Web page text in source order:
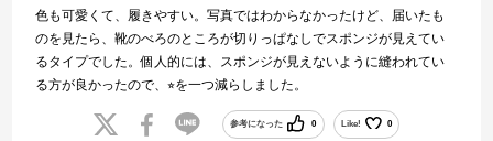
色も可愛くて、履きやすい。写真ではわからなかったけど、届いたも
のを見たら、靴のべろのところが切りっぱなしでスポンジが見えてい
るタイプでした。個人的には、スポンジが見えないように縫われてい
る方が良かったので、⭐︎を一つ減らしました。
参考になった 0 Like! 0